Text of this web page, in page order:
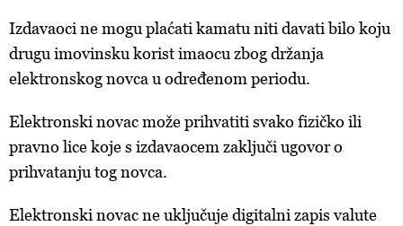
Izdavaoci ne mogu plaćati kamatu niti davati bilo koju
drugu imovinsku korist imaocu zbog držanja
elektronskog novca u određenom periodu.
Elektronski novac može prihvatiti svako fizičko ili
pravno lice koje s izdavaocem zaključi ugovor o
prihvatanju tog novca.
Elektronski novac ne uključuje digitalni zapis valute